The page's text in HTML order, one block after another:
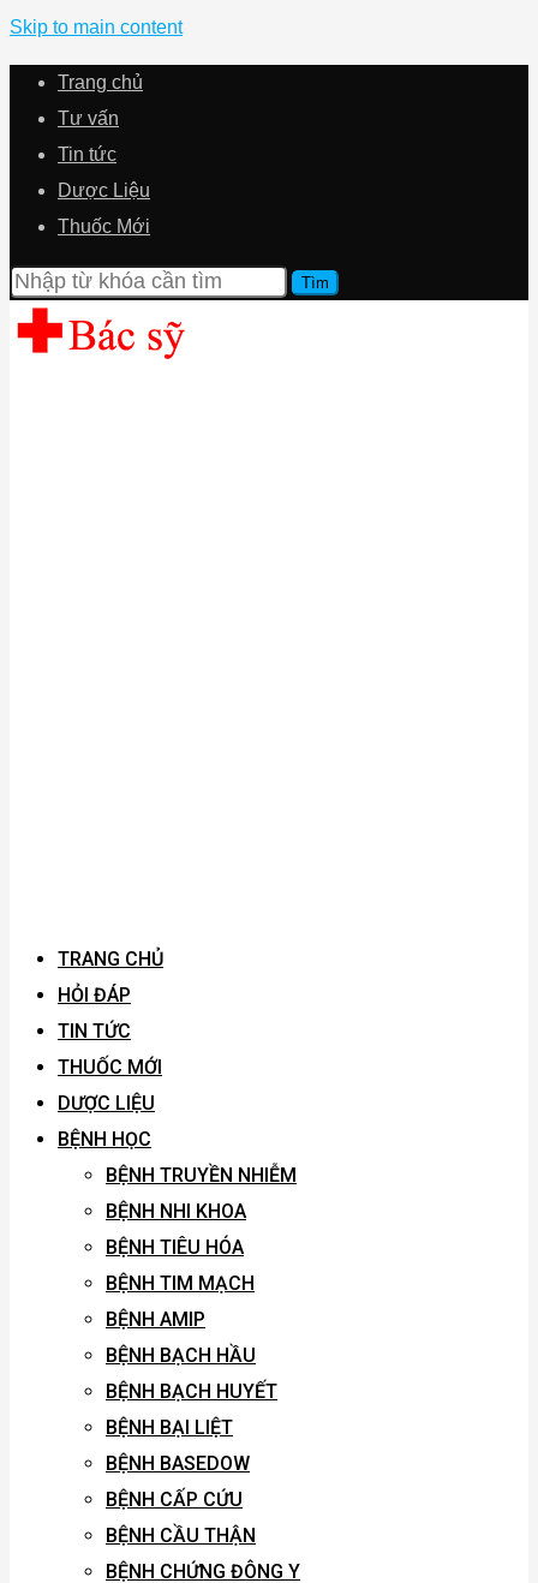
Skip to main content
Trang chủ
Tư vấn
Tin tức
Dược Liệu
Thuốc Mới
TRANG CHỦ
HỎI ĐÁP
TIN TỨC
THUỐC MỚI
DƯỢC LIỆU
BỆNH HỌC
BỆNH TRUYỀN NHIỄM
BỆNH NHI KHOA
BỆNH TIÊU HÓA
BỆNH TIM MẠCH
BỆNH AMIP
BỆNH BẠCH HẦU
BỆNH BẠCH HUYẾT
BỆNH BẠI LIỆT
BỆNH BASEDOW
BỆNH CẤP CỨU
BỆNH CẦU THẬN
BỆNH CHỨNG ĐÔNG Y